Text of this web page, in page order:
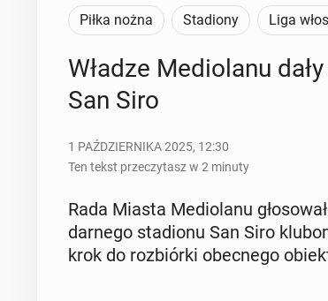
Piłka nożna Stadiony Liga
Władze Me­dio­la­nu
San Siro
1 PAŹDZIERNIKA 2025, 12:30
Ten tekst przeczytasz w 2 minuty
Rada Miasta Me­dio­la­nu
dar­ne­go sta­dio­nu San Siro
krok do roz­biór­ki obec­ne­go